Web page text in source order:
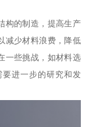
构的制造，提高生产
减少材料浪费，降低
一些挑战，如材料选
进一步的研究和发